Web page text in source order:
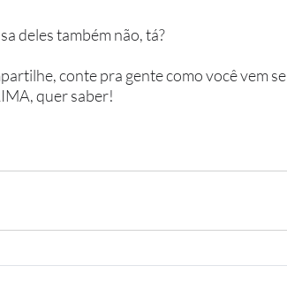
deles também não, tá?
conte pra gente como você vem se
quer saber!